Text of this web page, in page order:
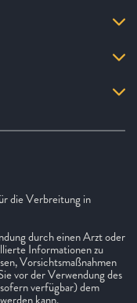
die Verbreitung in
durch einen Arzt oder
Informationen zu
Vorsichtsmaßnahmen
vor der Verwendung des
verfügbar) dem